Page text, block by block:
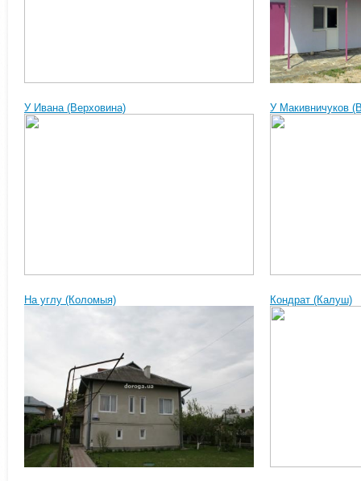
У Ивана (Верховина) У Макивничуков
На углу (Коломыя) Кондрат (Калуш)